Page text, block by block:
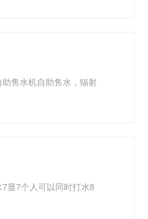
售水机自助售水，辐射
显7个人可以同时打水8